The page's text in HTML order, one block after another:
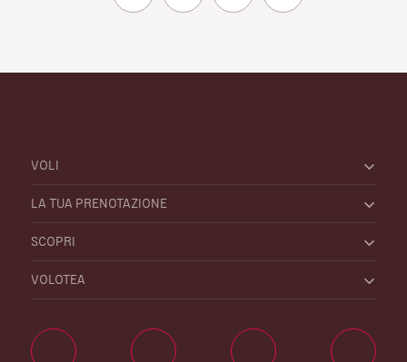
VOLI
LA TUA PRENOTAZIONE
SCOPRI
VOLOTEA